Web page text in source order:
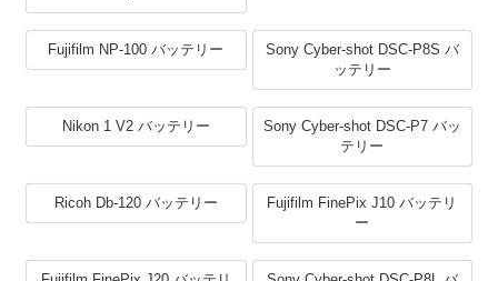
Fujifilm NP-100 バッテリー
Sony Cyber-shot DSC-P8S バ
ッテリー
Nikon 1 V2 バッテリー
Sony Cyber-shot DSC-P7 バッ
テリー
Ricoh Db-120 バッテリー
Fujifilm FinePix J10 バッテリ
ー